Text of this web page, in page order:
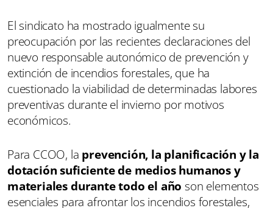
El sindicato ha mostrado igualmente su
preocupación por las recientes declaraciones del
nuevo responsable autonómico de prevención y
extinción de incendios forestales, que ha
cuestionado la viabilidad de determinadas labores
preventivas durante el invierno por motivos
económicos.
Para CCOO, la prevención, la planificación y la
dotación suficiente de medios humanos y
materiales durante todo el año son elementos
esenciales para afrontar los incendios forestales,